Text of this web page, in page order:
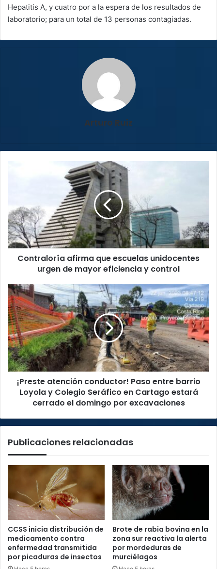
Hepatitis A, y cuatro por a la espera de los resultados de
laboratorio; para un total de 13 personas contagiadas.
Arturo Ruiz
unidocentes
urgen
de
mayor
eficiencia
Contraloría afirma que escuelas unidocentes
urgen de mayor eficiencia y control
¡Preste
atención
conductor!
Paso
entre
barrio
Loyola
y
Colegio
Seráfico
cerrado
domingo
¡Preste atención conductor! Paso entre barrio
Loyola y Colegio Seráfico en Cartago estará
cerrado el domingo por excavaciones
Publicaciones relacionadas
CCSS inicia distribución de
medicamento contra
enfermedad transmitida
por picaduras de insectos
Brote de rabia bovina en la
zona sur reactiva la alerta
por mordeduras de
murciélagos